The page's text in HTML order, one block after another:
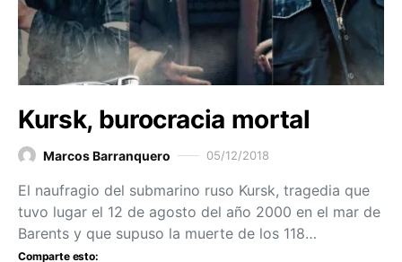
Kursk, burocracia mortal
Marcos Barranquero 05/12/2018
El naufragio del submarino ruso Kursk, tragedia que
tuvo lugar el 12 de agosto del año 2000 en el mar de
Barents y que supuso la muerte de los 118…
Comparte esto: